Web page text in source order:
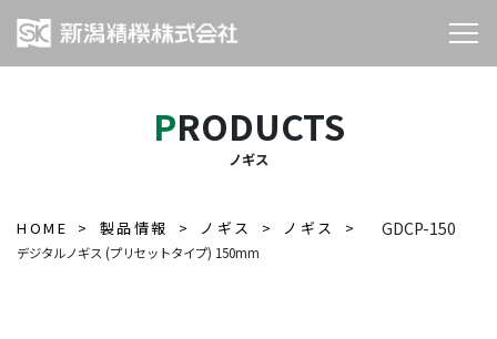
PRODUCTS
ノギス
HOME 製品情報 ノギス ノギス
デジタルノギス (プリセットタイプ) 150mm
GDCP-150